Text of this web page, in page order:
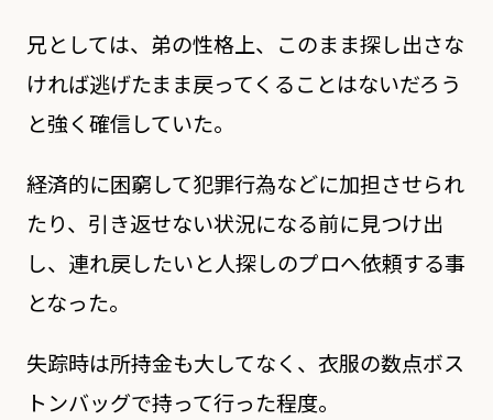
兄としては、弟の性格上、このまま探し出さな
ければ逃げたまま戻ってくることはないだろう
と強く確信していた。
経済的に困窮して犯罪行為などに加担させられ
たり、引き返せない状況になる前に見つけ出
し、連れ戻したいと人探しのプロへ依頼する事
となった。
失踪時は所持金も大してなく、衣服の数点ボス
トンバッグで持って行った程度。